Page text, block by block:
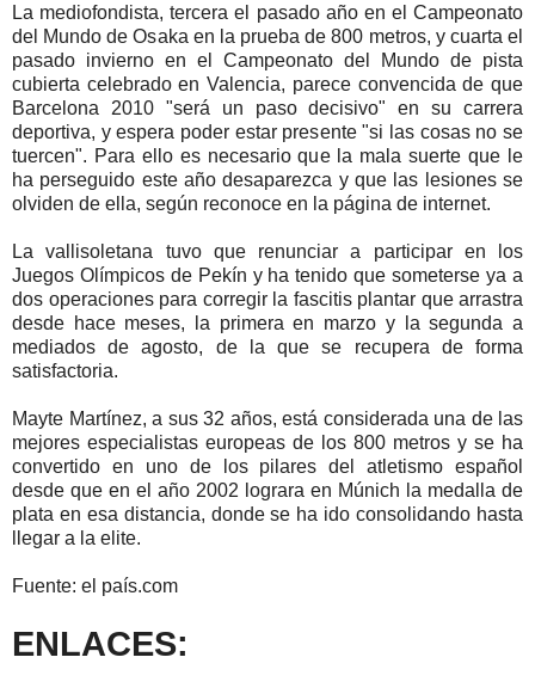
La mediofondista, tercera el pasado año en el Campeonato
del Mundo de Osaka en la prueba de 800 metros, y cuarta el
pasado invierno en el Campeonato del Mundo de pista
cubierta celebrado en Valencia, parece convencida de que
Barcelona 2010 "será un paso decisivo" en su carrera
deportiva, y espera poder estar presente "si las cosas no se
tuercen". Para ello es necesario que la mala suerte que le
ha perseguido este año desaparezca y que las lesiones se
olviden de ella, según reconoce en la página de internet.
La vallisoletana tuvo que renunciar a participar en los
Juegos Olímpicos de Pekín y ha tenido que someterse ya a
dos operaciones para corregir la fascitis plantar que arrastra
desde hace meses, la primera en marzo y la segunda a
mediados de agosto, de la que se recupera de forma
satisfactoria.
Mayte Martínez, a sus 32 años, está considerada una de las
mejores especialistas europeas de los 800 metros y se ha
convertido en uno de los pilares del atletismo español
desde que en el año 2002 lograra en Múnich la medalla de
plata en esa distancia, donde se ha ido consolidando hasta
llegar a la elite.
Fuente: el país.com
ENLACES: